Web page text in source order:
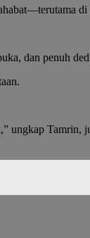
di
dan penuh
ungkap Tamrin,